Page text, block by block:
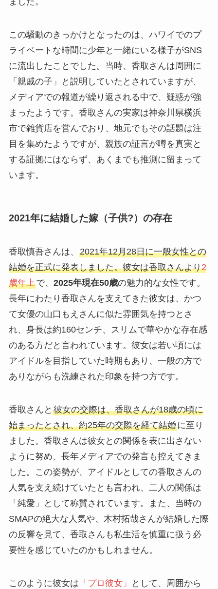
この騒動のきっかけとなったのは、ハワイでのプ
ライベートな時間に少年と一緒にいる様子がSNS
に流出したことでした。当時、香取さんは周囲に
「親戚の子」と説明していたとされていますが、
メディアでの報道が繰り返される中で、疑惑が強
まったようです。香取さんの実家は神奈川県横浜
市で雑貨店を営んでおり、地元でもその話題は注
目を集めたようですが、親族の証言が噂を真実と
する証拠にはならず、あくまでも推測に留まって
います。
2021年に結婚した嫁（子供?）の存在
香取慎吾さんは、 2021年12月28日に一般女性との
結婚を正式に発表しました。彼女は香取さんより2
歳年上で、 2025年現在50歳の魅力的な女性です。
長年にわたり香取さんを支えてきた彼女は、かつ
て女優の山口もえさんに似た雰囲気を持つとさ
れ、身長は約160センチ、スリムで華やかな存在感
のある方だと言われています。彼女は若い頃には
アイドルを目指していた時期もあり、一般の方で
ありながらも洗練された印象を持つ方です。
香取さんと 彼女の交際は、香取さんが18歳の頃に
始まったとされ、約25年の交際を経て結婚に至り
ました。香取さんは彼女との関係を表に出さない
ように努め、長年メディアでの発言も控えてきま
した。この姿勢が、アイドルとしての香取さんの
人気を支え続けていたとも言われ、二人の関係は
「純愛」として称賛されています。また、当時の
SMAPの絶大な人気や、木村拓哉さんが結婚した際
の反響を見て、香取さんも私生活を慎重に扱う必
要性を感じていたのかもしれません。
このように彼女は 「プロ彼女」
として、周囲から